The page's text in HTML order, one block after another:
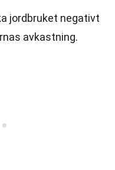
jordbruket negativt
avkastning.